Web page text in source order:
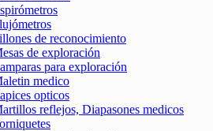
de reconocimiento
de exploración
para exploración
medico
opticos
reflejos, Diapasones medicos